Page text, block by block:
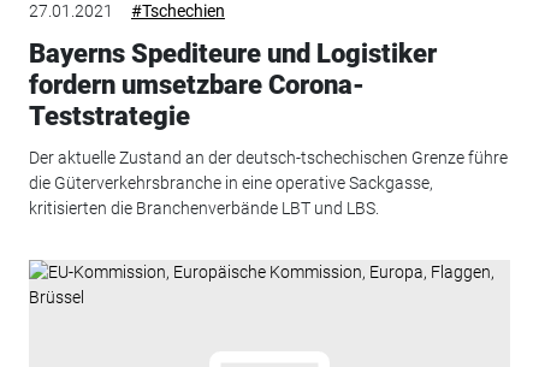
27.01.2021 #Tschechien
Bayerns Spediteure und Logistiker
fordern umsetzbare Corona-
Teststrategie
Der aktuelle Zustand an der deutsch-tschechischen Grenze führe
die Güterverkehrsbranche in eine operative Sackgasse,
kritisierten die Branchenverbände LBT und LBS.